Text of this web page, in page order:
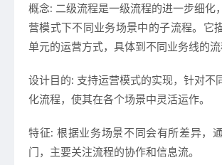
概念: 二级流程是一级流程的进一步细化
营模式下不同业务场景中的子流程。它
单元的运营方式，具体到不同业务线的流
设计目的: 支持运营模式的实现，针对不
化流程，使其在各个场景中灵活运作。
特征: 根据业务场景不同会有所差异，
门，主要关注流程的协作和信息流。